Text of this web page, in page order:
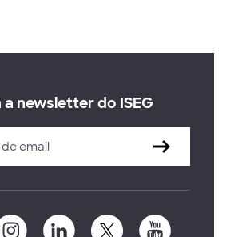
a newsletter do ISEG